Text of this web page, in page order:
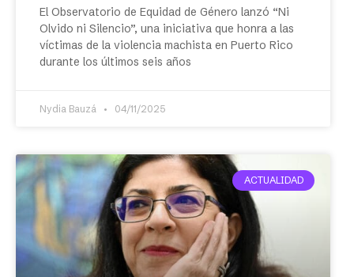
El Observatorio de Equidad de Género lanzó “Ni
Olvido ni Silencio”, una iniciativa que honra a las
víctimas de la violencia machista en Puerto Rico
durante los últimos seis años
Nydia Bauzá 04/11/2025
ACTUALIDAD